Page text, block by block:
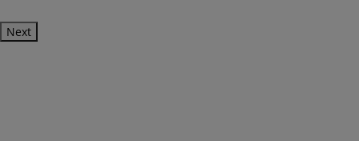
Next